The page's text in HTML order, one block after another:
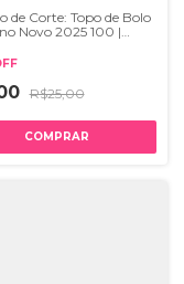
de Corte: Topo de Bolo
Novo 2025 100 |
R$25,00